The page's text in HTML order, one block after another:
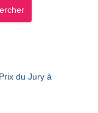
du Jury à